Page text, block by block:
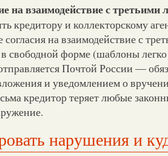
на взаимодействие с третьими
кредитору и коллекторскому
согласия на взаимодействие с
свободной форме (шаблоны
Почтой России —
и уведомлением о
кредитор теряет любые
нарушения и